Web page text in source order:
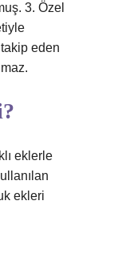
3. Özel
takip eden
eklerle
ekleri